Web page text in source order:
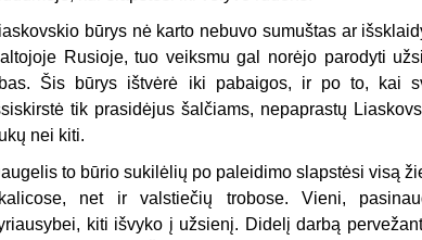
būrys nė karto nebuvo sumuštas ar
Rusioje, tuo veiksmu gal norėjo parodyti
Šis būrys ištvėrė iki pabaigos, ir po to, kai
tik prasidėjus šalčiams, nepaprastų
nei kiti.
to būrio sukilėlių po paleidimo slapstėsi visą
net ir valstiečių trobose. Vieni,
kiti išvyko į užsienį. Didelį darbą